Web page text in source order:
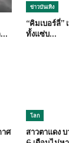
…
ข่าวบันเทิง
“คิมเบอร์ลี่”
ทั้งแซ่บ…
าศ
โลก
สาวตาแดง